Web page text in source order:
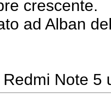
crescente.
ad Alban
Note 5